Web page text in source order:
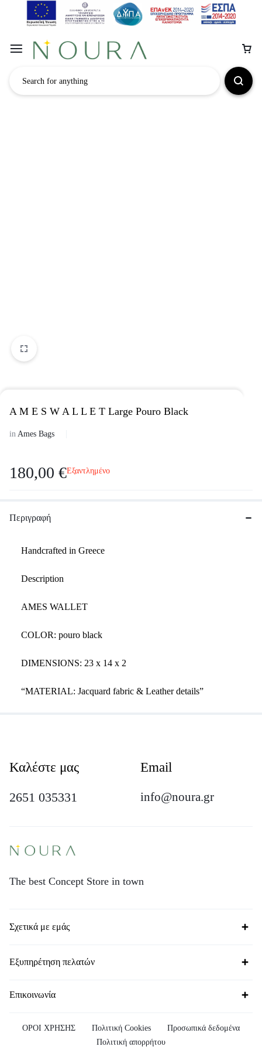
A M E S W A L L E T Large Pouro Black
in Ames Bags
180,00 €Εξαντλημένο
Περιγραφή
Handcrafted in Greece
Description
AMES WALLET
COLOR: pouro black
DIMENSIONS: 23 x 14 x 2
“MATERIAL: Jacquard fabric & Leather details”
Καλέστε μας
2651 035331
Email
info@noura.gr
The best Concept Store in town
Σχετικά με εμάς
Εξυπηρέτηση πελατών
Επικοινωνία
ΟΡΟΙ ΧΡΗΣΗΣ Πολιτική Cookies
Προσωπικά δεδομένα
Πολιτική απορρήτου